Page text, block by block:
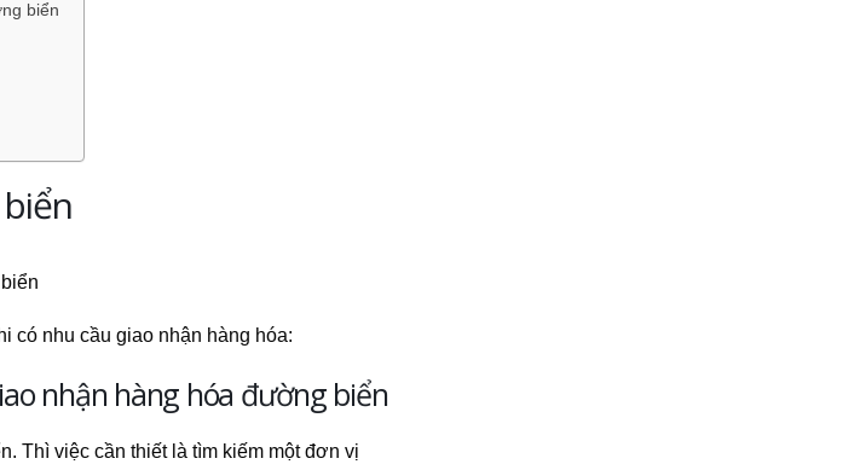
biển
có nhu cầu giao nhận hàng hóa:
nhận hàng hóa đường biển
Thì việc cần thiết là tìm kiếm một đơn vị